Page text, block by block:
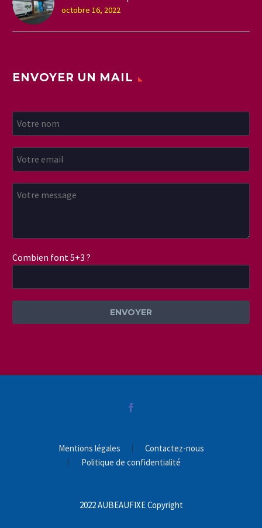
octobre 16, 2022
ENVOYER UN MAIL
Combien font 5+3 ?
Mentions légales
Contactez-nous
Politique de confidentialité
2022 AUBEAUFIXE Copyright